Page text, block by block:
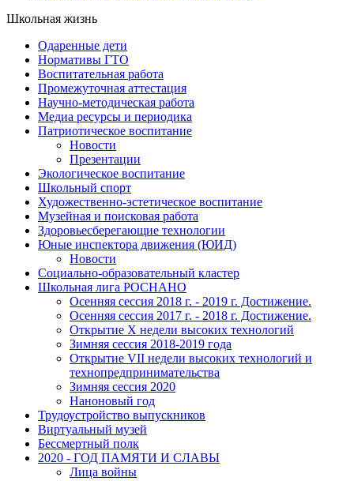
Школьная жизнь
Одаренные дети
Нормативы ГТО
Воспитательная работа
Промежуточная аттестация
Научно-методическая работа
Медиа ресурсы и периодика
Патриотическое воспитание
Новости
Презентации
Экологическое воспитание
Школьный спорт
Художественно-эстетическое воспитание
Музейная и поисковая работа
Здоровьесберегающие технологии
Юные инспектора движения (ЮИД)
Новости
Социально-образовательный кластер
Школьная лига РОСНАНО
Осенняя сессия 2018 г. - 2019 г. Достижение.
Осенняя сессия 2017 г. - 2018 г. Достижение.
Открытие X недели высоких технологий
Зимняя сессия 2018-2019 года
Открытие VII недели высоких технологий и
технопредпринимательства
Зимняя сессия 2020
Наноновый год
Трудоустройство выпускников
Виртуальный музей
Бессмертный полк
2020 - ГОД ПАМЯТИ И СЛАВЫ
Лица войны